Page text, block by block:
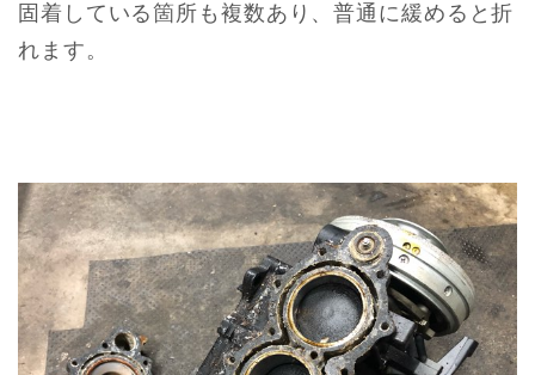
固着している箇所も複数あり、普通に緩めると折
れます。